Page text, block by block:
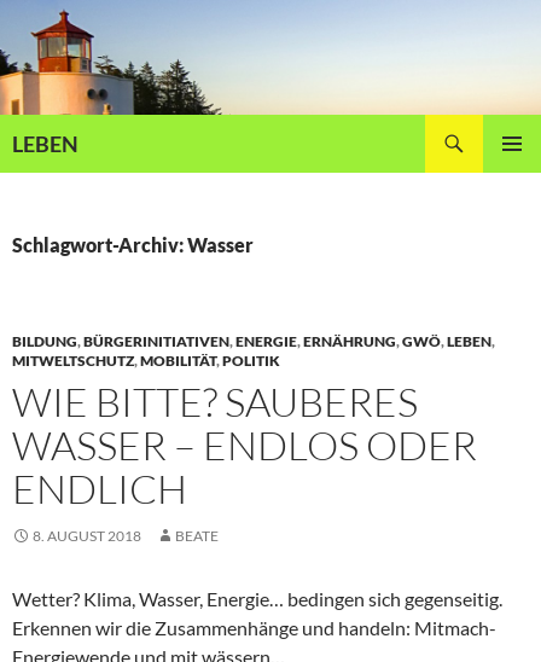
Inhalt
springen
LEBEN
Schlagwort-Archiv: Wasser
BILDUNG,BÜRGERINITIATIVEN,ENERGIE,ERNÄHRUNG,GWÖ,LEBEN,
MITWELTSCHUTZ,MOBILITÄT,POLITIK
WIE BITTE? SAUBERES
WASSER – ENDLOS ODER
ENDLICH
8. AUGUST 2018 BEATE
Wetter? Klima, Wasser, Energie… bedingen sich gegenseitig.
Erkennen wir die Zusammenhänge und handeln: Mitmach-
Energiewende und mit wässern…